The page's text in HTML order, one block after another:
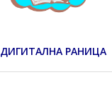
ДИГИТАЛНА РАНИЦА